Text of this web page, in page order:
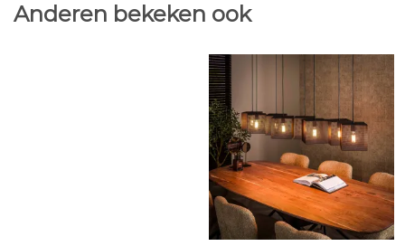
Anderen bekeken ook